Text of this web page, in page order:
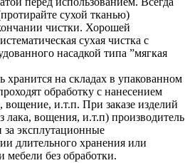
сухой тканью)
чистки. Хорошей
сухая чистка с
насадкой типа ”мягкая
хранится на складах в упакованном
обработку с нанесением
вощение, и.т.п. При заказе изделий
лака, вощения, и.т.п) производитель
за эксплутационные
длительного хранения или
мебели без обработки.